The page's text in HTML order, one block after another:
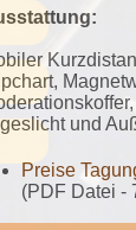
und
Preise
(PDF Datei -